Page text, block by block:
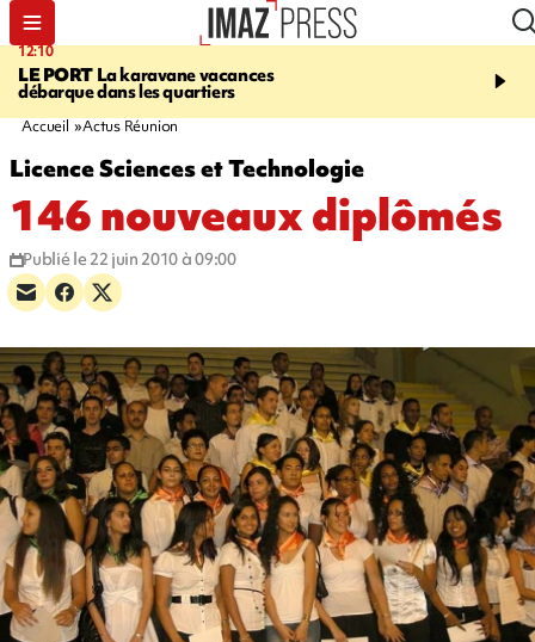
12:10
LE PORT La karavane vacances
débarque dans les quartiers
16:49
Un
bouledogue observé
Accueil Actus Réunion
Licence Sciences et Technologie
146 nouveaux diplômés
Publié le 22 juin 2010 à 09:00